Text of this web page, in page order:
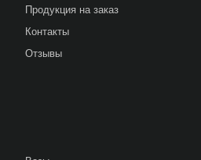
Продукция на заказ
Контакты
Отзывы